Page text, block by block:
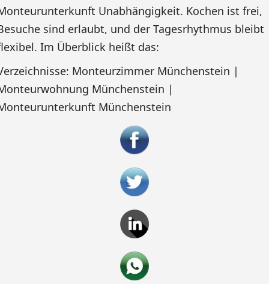
Unabhängigkeit. Kochen ist frei,
sind erlaubt, und der Tagesrhythmus bleibt
Im Überblick heißt das:
Monteurzimmer Münchenstein |
Münchenstein |
Münchenstein